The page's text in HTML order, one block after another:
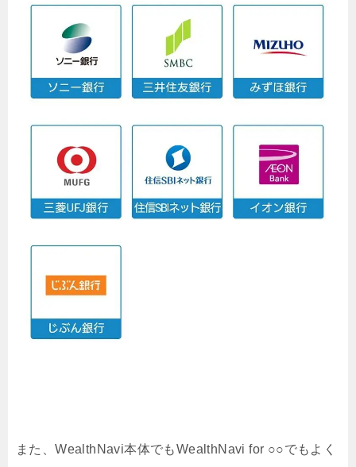
また、WealthNavi本体でもWealthNavi for ○○でもよく